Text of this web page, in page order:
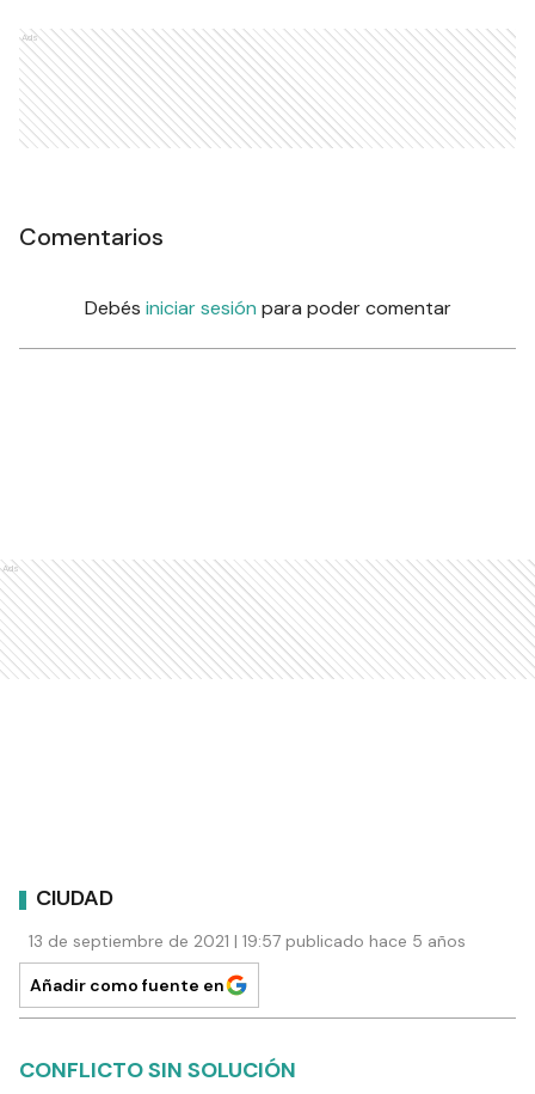
Ads
Comentarios
Debés iniciar sesión para poder comentar
Ads
CIUDAD
13 de septiembre de 2021 | 19:57 publicado hace 5 años
Añadir como fuente en
CONFLICTO SIN SOLUCIÓN